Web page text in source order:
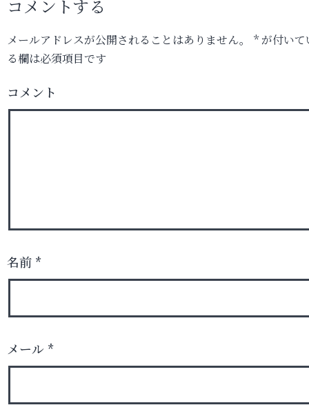
コメントする
メールアドレスが公開されることはありません。 *が付いて
る欄は必須項目です
コメント
名前 *
メール *